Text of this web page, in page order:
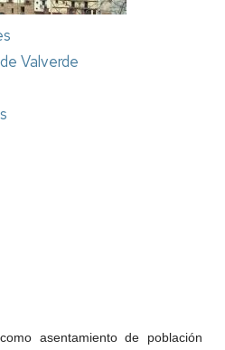
Valverde
asentamiento de población